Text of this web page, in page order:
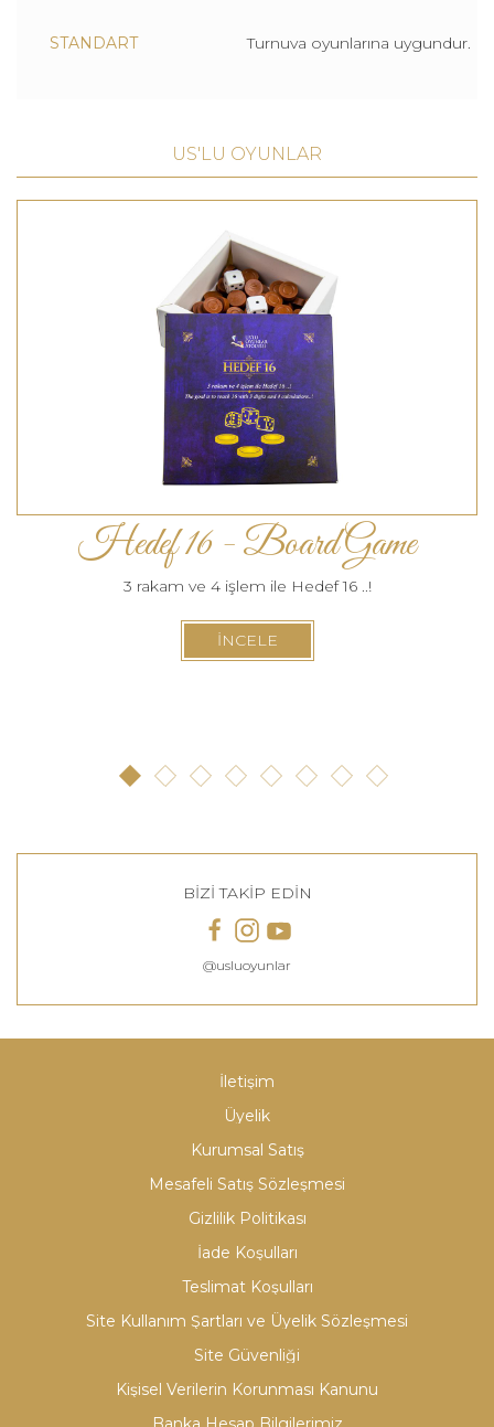
STANDART Turnuva oyunlarına uygundur.
US'LU OYUNLAR
Hedef 16 - Board Game
3 rakam ve 4 işlem ile Hedef 16 ..!
İNCELE
BİZİ TAKİP EDİN
@usluoyunlar
İletişim
Üyelik
Kurumsal Satış
Mesafeli Satış Sözleşmesi
Gizlilik Politikası
İade Koşulları
Teslimat Koşulları
Site Kullanım Şartları ve Üyelik Sözleşmesi
Site Güvenliği
Kişisel Verilerin Korunması Kanunu